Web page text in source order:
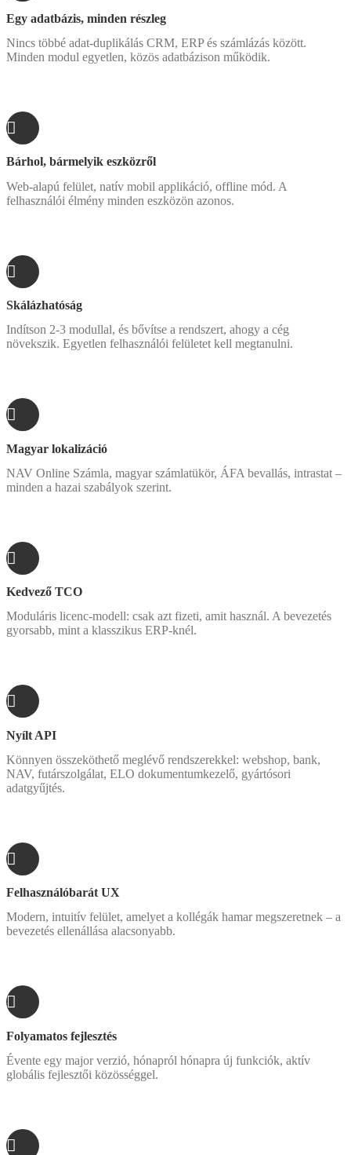
Egy adatbázis, minden részleg
Nincs többé adat-duplikálás CRM, ERP és számlázás között.
Minden modul egyetlen, közös adatbázison működik.
Bárhol, bármelyik eszközről
Web-alapú felület, natív mobil applikáció, offline mód. A
felhasználói élmény minden eszközön azonos.
Skálázhatóság
Indítson 2-3 modullal, és bővítse a rendszert, ahogy a cég
növekszik. Egyetlen felhasználói felületet kell megtanulni.
Magyar lokalizáció
NAV Online Számla, magyar számlatükör, ÁFA bevallás, intrastat –
minden a hazai szabályok szerint.
Kedvező TCO
Moduláris licenc-modell: csak azt fizeti, amit használ. A bevezetés
gyorsabb, mint a klasszikus ERP-knél.
Nyílt API
Könnyen összeköthető meglévő rendszerekkel: webshop, bank,
NAV, futárszolgálat, ELO dokumentumkezelő, gyártósori
adatgyűjtés.
Felhasználóbarát UX
Modern, intuitív felület, amelyet a kollégák hamar megszeretnek – a
bevezetés ellenállása alacsonyabb.
Folyamatos fejlesztés
Évente egy major verzió, hónapról hónapra új funkciók, aktív
globális fejlesztői közösséggel.